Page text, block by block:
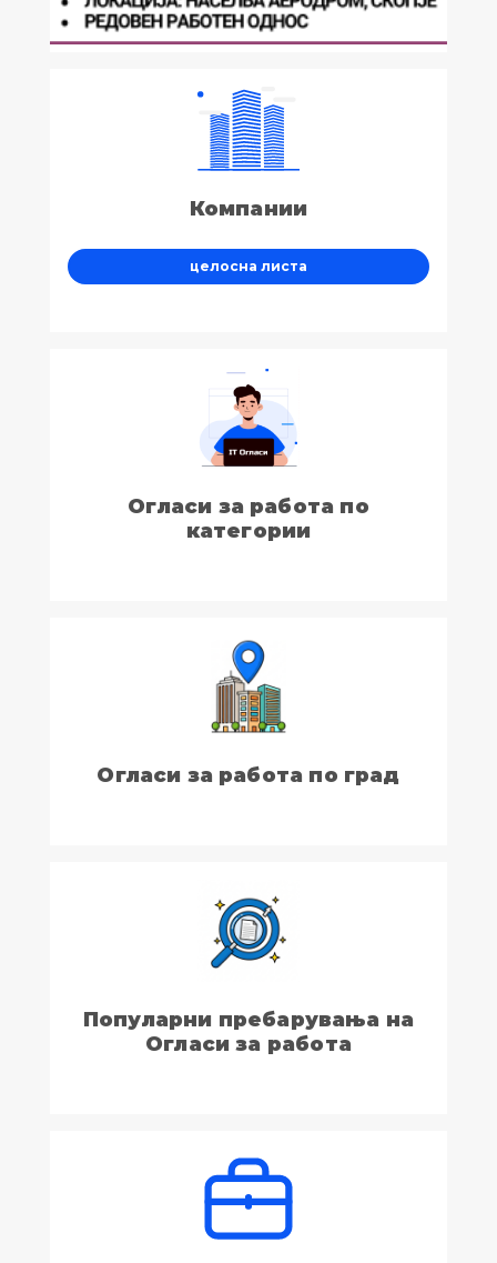
Компании
целосна листа
Огласи за работа по
категории
Огласи за работа по град
Популарни пребарувања на
Огласи за работа